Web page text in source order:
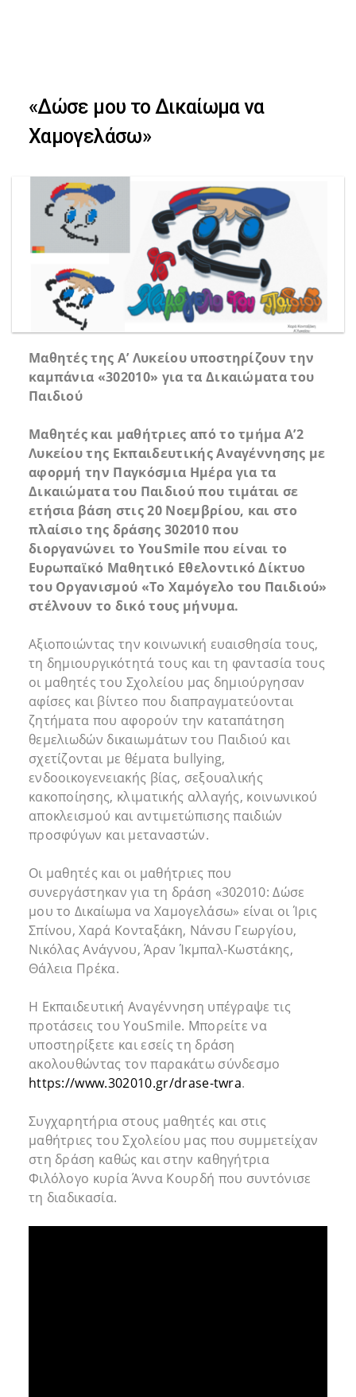
navigation
to
content
«Δώσε μου το Δικαίωμα να
Χαμογελάσω»
Μαθητές της Α’ Λυκείου υποστηρίζουν την
καμπάνια «302010» για τα Δικαιώματα του
Παιδιού
Μαθητές και μαθήτριες από το τμήμα Α’2
Λυκείου της Εκπαιδευτικής Αναγέννησης με
αφορμή την Παγκόσμια Ημέρα για τα
Δικαιώματα του Παιδιού που τιμάται σε
ετήσια βάση στις 20 Νοεμβρίου, και στο
πλαίσιο της δράσης 302010 που
διοργανώνει το YouSmile που είναι το
Ευρωπαϊκό Μαθητικό Εθελοντικό Δίκτυο
του Οργανισμού «Το Χαμόγελο του Παιδιού»
στέλνουν το δικό τους μήνυμα.
Αξιοποιώντας την κοινωνική ευαισθησία τους,
τη δημιουργικότητά τους και τη φαντασία τους
οι μαθητές του Σχολείου μας δημιούργησαν
αφίσες και βίντεο που διαπραγματεύονται
ζητήματα που αφορούν την καταπάτηση
θεμελιωδών δικαιωμάτων του Παιδιού και
σχετίζονται με θέματα bullying,
ενδοοικογενειακής βίας, σεξουαλικής
κακοποίησης, κλιματικής αλλαγής, κοινωνικού
αποκλεισμού και αντιμετώπισης παιδιών
προσφύγων και μεταναστών.
Οι μαθητές και οι μαθήτριες που
συνεργάστηκαν για τη δράση «302010: Δώσε
μου το Δικαίωμα να Χαμογελάσω» είναι οι Ίρις
Σπίνου, Χαρά Κονταξάκη, Νάνσυ Γεωργίου,
Νικόλας Ανάγνου, Άραν Ίκμπαλ-Κωστάκης,
Θάλεια Πρέκα.
Η Εκπαιδευτική Αναγέννηση υπέγραψε τις
προτάσεις του YouSmile. Μπορείτε να
υποστηρίξετε και εσείς τη δράση
ακολουθώντας τον παρακάτω σύνδεσμο
https://www.302010.gr/drase-twra.
Συγχαρητήρια στους μαθητές και στις
μαθήτριες του Σχολείου μας που συμμετείχαν
στη δράση καθώς και στην καθηγήτρια
Φιλόλογο κυρία Άννα Κουρδή που συντόνισε
τη διαδικασία.